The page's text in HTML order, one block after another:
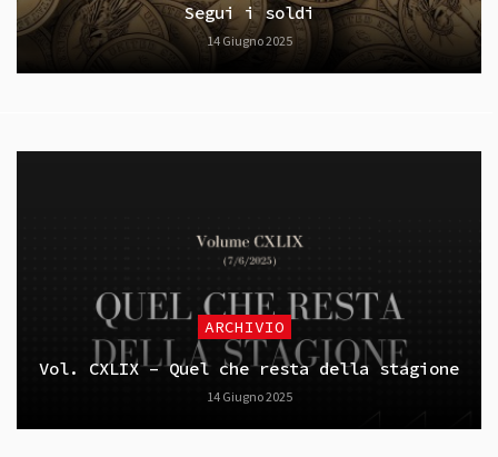
Segui i soldi
14 Giugno 2025
ARCHIVIO
Vol. CXLIX – Quel che resta della stagione
14 Giugno 2025